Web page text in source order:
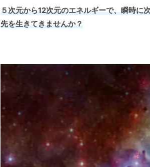
５次元から12次元のエネルギーで、瞬時に
先を生きてきませんか？